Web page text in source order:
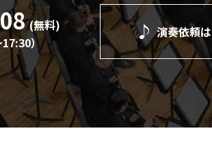
(無料)
17:30）
演奏依頼は